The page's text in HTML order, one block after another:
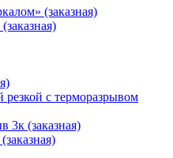
(заказная)
резкой с терморазрывом
3к (заказная)